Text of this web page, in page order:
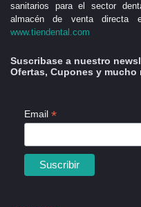
sanitarios para el sector
almacén de venta directa
www.tiendental.com
Suscribase a nuestro
Ofertas, Cupones y mucho
Email *